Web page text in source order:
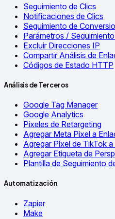
Seguimiento de Clics
Notificaciones de Clics
Seguimiento de
Parámetros /
Excluir Direcciones IP
Compartir Análisis de
Códigos de Estado HTTP
Análisis de Terceros
Google Tag Manager
Google Analytics
Píxeles de Retargeting
Agregar Meta Pixel a
Agregar Píxel de TikTok a
Agregar Etiqueta de
Plantilla de Seguimiento
Automatización
Zapier
Make